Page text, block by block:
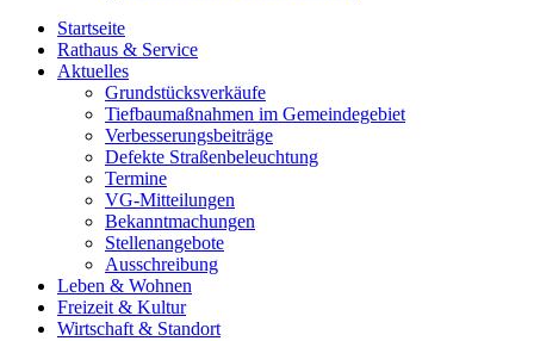
Startseite
Rathaus & Service
Aktuelles
Grundstücksverkäufe
Tiefbaumaßnahmen im Gemeindegebiet
Verbesserungsbeiträge
Defekte Straßenbeleuchtung
Termine
VG-Mitteilungen
Bekanntmachungen
Stellenangebote
Ausschreibung
Leben & Wohnen
Freizeit & Kultur
Wirtschaft & Standort